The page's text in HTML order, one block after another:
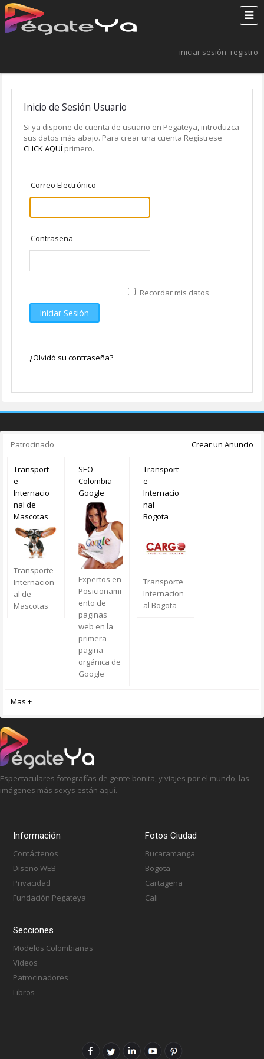
iniciar sesión registro
Inicio de Sesión Usuario
Si ya dispone de cuenta de usuario en Pegateya, introduzca
sus datos más abajo. Para crear una cuenta Regístrese
CLICK AQUÍprimero.
Correo Electrónico
Contraseña
Iniciar Sesión
Recordar mis datos
¿Olvidó su contraseña?
Patrocinado Crear un Anuncio
Transport
e
Internacio
nal de
Mascotas
Transporte
Internacion
al de
Mascotas
SEO
Colombia
Google
Expertos en
Posicionami
ento de
paginas
web en la
primera
pagina
orgánica de
Google
Transport
e
Internacio
nal
Bogota
Transporte
Internacion
al Bogota
Mas +
Espectaculares fotografías de gente bonita, y viajes por el mundo, las
imágenes más sexys están aquí.
Información
Contáctenos
Diseño WEB
Privacidad
Fundación Pegateya
Fotos Ciudad
Bucaramanga
Bogota
Cartagena
Cali
Secciones
Modelos Colombianas
Videos
Patrocinadores
Libros